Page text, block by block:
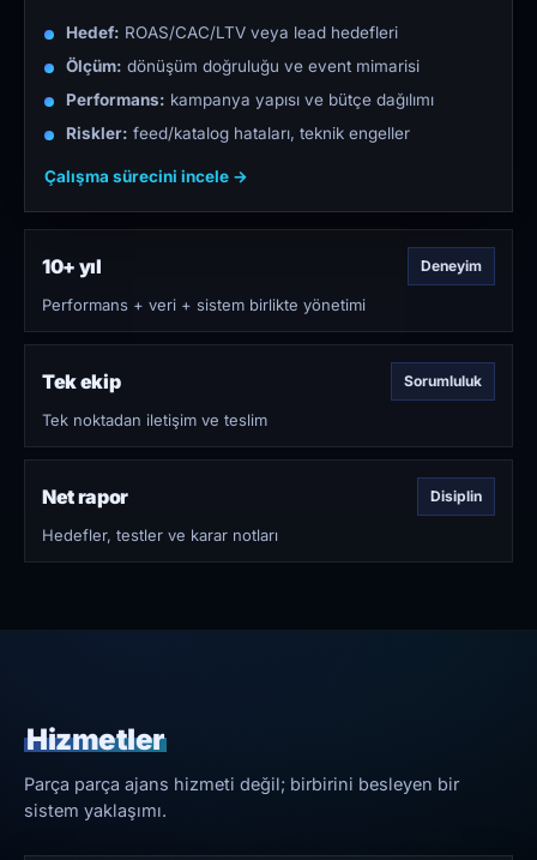
Hedef: ROAS/CAC/LTV veya lead hedefleri
Ölçüm: dönüşüm doğruluğu ve event mimarisi
Performans: kampanya yapısı ve bütçe dağılımı
Riskler: feed/katalog hataları, teknik engeller
Çalışma sürecini incele →
10+ yıl Deneyim
Performans + veri + sistem birlikte yönetimi
Tek ekip Sorumluluk
Tek noktadan iletişim ve teslim
Net rapor Disiplin
Hedefler, testler ve karar notları
Hizmetler
Parça parça ajans hizmeti değil; birbirini besleyen bir
sistem yaklaşımı.